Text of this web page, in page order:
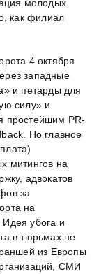
молодых
как филиал
4 октября
западные
и петарды для
силу» и
простейшим PR-
Но главное
митингов на
адвокатов
за
на
убога и
в тюрьмах не
из Европы
СМИ